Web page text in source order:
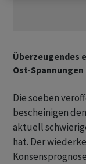
Überzeugendes
Ost-Spannungen
Die soeben
bescheinigen
aktuell
hat. Der